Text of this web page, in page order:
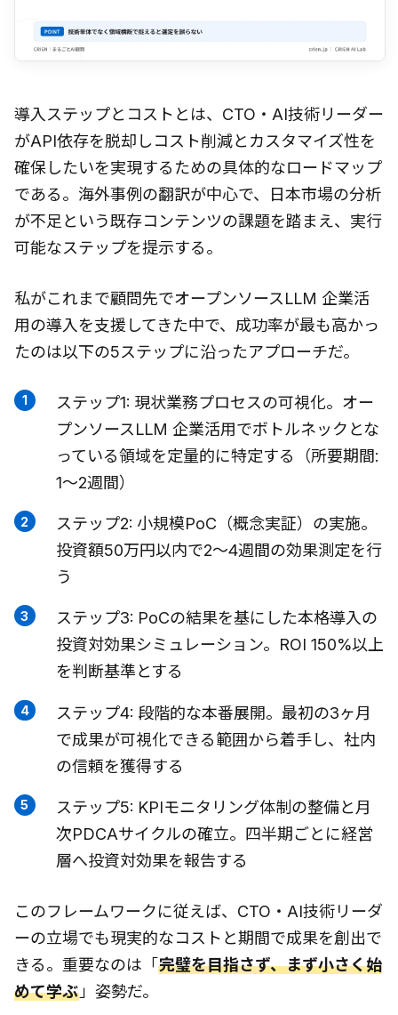
導入ステップとコストとは、CTO・AI技術リーダー
がAPI依存を脱却しコスト削減とカスタマイズ性を
確保したいを実現するための具体的なロードマップ
である。海外事例の翻訳が中心で、日本市場の分析
が不足という既存コンテンツの課題を踏まえ、実行
可能なステップを提示する。
私がこれまで顧問先でオープンソースLLM 企業活
用の導入を支援してきた中で、成功率が最も高かっ
たのは以下の5ステップに沿ったアプローチだ。
ステップ1: 現状業務プロセスの可視化。オー
プンソースLLM 企業活用でボトルネックとな
っている領域を定量的に特定する（所要期間:
1〜2週間）
ステップ2: 小規模PoC（概念実証）の実施。
投資額50万円以内で2〜4週間の効果測定を行
う
ステップ3: PoCの結果を基にした本格導入の
投資対効果シミュレーション。ROI 150%以上
を判断基準とする
ステップ4: 段階的な本番展開。最初の3ヶ月
で成果が可視化できる範囲から着手し、社内
の信頼を獲得する
ステップ5: KPIモニタリング体制の整備と月
次PDCAサイクルの確立。四半期ごとに経営
層へ投資対効果を報告する
このフレームワークに従えば、CTO・AI技術リーダ
ーの立場でも現実的なコストと期間で成果を創出で
きる。重要なのは「完璧を目指さず、まず小さく始
めて学ぶ」姿勢だ。